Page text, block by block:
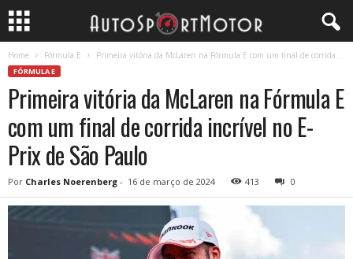
Home Fórmula E Primeira vitória da McLaren na Fórmula E com um final de corrida...
FÓRMULA E
Primeira vitória da McLaren na Fórmula E
com um final de corrida incrível no E-
Prix de São Paulo
Por Charles Noerenberg - 16 de março de 2024 413 0